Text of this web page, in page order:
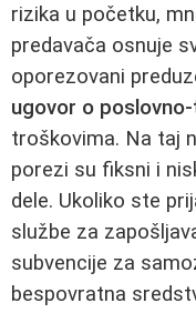
rizika u početku,
predavača osnuje
oporezovani
ugovor o
troškovima. Na taj
porezi su fiksni i
dele. Ukoliko ste
službe za
subvencije za
bespovratna